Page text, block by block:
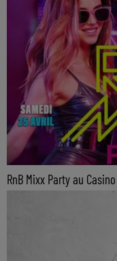
RnB Mixx Party au